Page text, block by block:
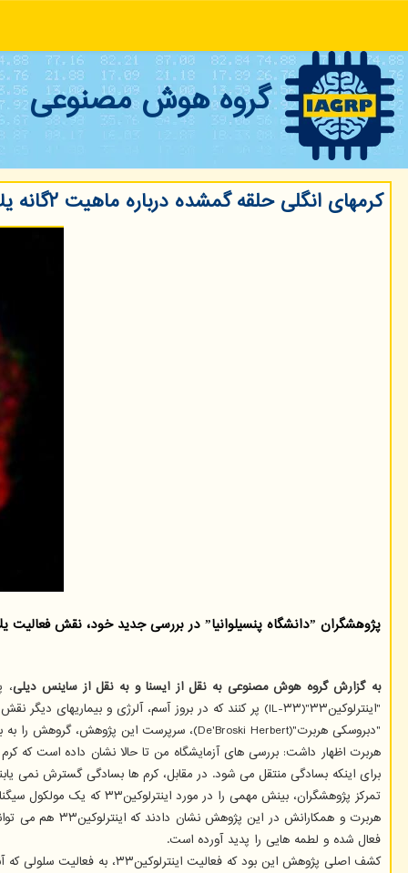
گروه هوش مصنوعی
كرمهای انگلی حلقه گمشده درباره ماهیت ۲گانه یك تنظیم كننده ایمنی كلیدی
پژوهشگران ˮدانشگاه پنسیلوانیاˮ در بررسی جدید خود، نقش فعالیت یك مولكول را در بروز بیماریهای انگلی، آسم و آلرژی مورد بررسی قرار دادند.
به گزارش گروه هوش مصنوعی به نقل از ایسنا و به نقل از ساینس دیلی
"اﻳﻨﺘﺮﻟﻮﻛﻴﻦ۳۳"(IL-۳۳) پر کنند که در بروز آسم، آلرژی و بیماریهای دیگر نقش دارد.
"دبروسکی هربرت"(De'Broski Herbert)، سرپرست این پژوهش، گروهش را به بررسی کرم های انگلی و تعامل آنها با سیستم ایمنی میزبان ترغیب کرد.
هربرت اظهار داشت: بررسی های آزمایشگاه من تا حالا نشان داده است که
برای اینکه بسادگی منتقل می شود. در مقابل، کرم ها بسادگی گسترش نمی
تمرکز پژوهشگران، بینش مهمی را در مورد اﻳﻨﺘﺮﻟﻮﻛﻴﻦ۳۳ که یک مولکول سیگنال دهنده ایمنی است، ارائه داد که نه فقط در بروز عفونت های انگلی، بلکه در بیماریهای دیگری مانند آسم، اضافه وزن و اگزما موثر است.
هربرت و
فعال شده و لطمه هایی را پدید آورده است.
کشف اصلی پژوهش این بود که فعالیت اﻳﻨﺘﺮﻟﻮﻛﻴﻦ۳۳، به فعالیت سلولی که آنرا منتشر می کند، بستگی دارد.